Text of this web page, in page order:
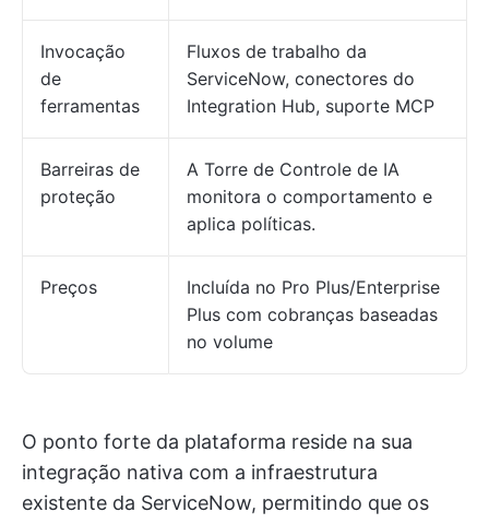
Invocação
de
ferramentas
Fluxos de trabalho da
ServiceNow, conectores do
Integration Hub, suporte MCP
Barreiras de
proteção
A Torre de Controle de IA
monitora o comportamento e
aplica políticas.
Preços
Incluída no Pro Plus/Enterprise
Plus com cobranças baseadas
no volume
O ponto forte da plataforma reside na sua
integração nativa com a infraestrutura
existente da ServiceNow, permitindo que os